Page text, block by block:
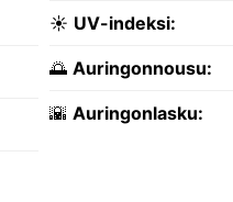
☀️ UV-indeksi:
🌅 Auringonnousu:
🌇 Auringonlasku: